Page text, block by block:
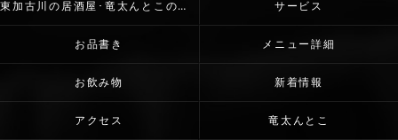
東加古川の居酒屋･竜太んとこのお客様の声 サービス
お品書き メニュー詳細
お飲み物 新着情報
アクセス 竜太んとこ